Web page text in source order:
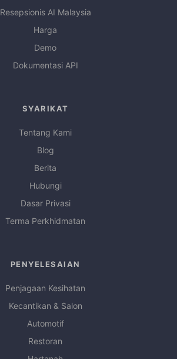
Resepsionis AI Malaysia
Harga
Demo
Dokumentasi API
SYARIKAT
Tentang Kami
Blog
Berita
Hubungi
Dasar Privasi
Terma Perkhidmatan
PENYELESAIAN
Penjagaan Kesihatan
Kecantikan & Salon
Automotif
Restoran